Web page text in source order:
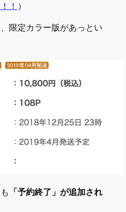
！ ）
限定カラー版があっとい
「予約終了」が追加され